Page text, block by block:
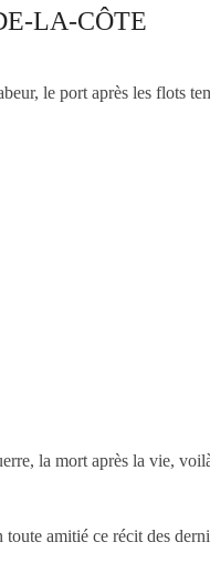
LA-CÔTE
le port après les flots
la mort après la vie,
amitié ce récit des